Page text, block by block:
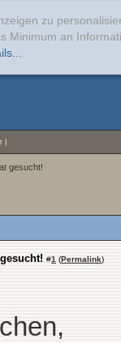
zu
Minimum an
|
gesucht!
#1 (Permalink)